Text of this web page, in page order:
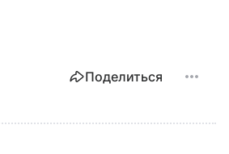
Поделиться